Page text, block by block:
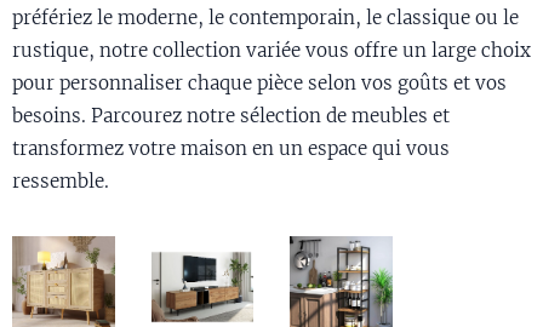
préfériez le moderne, le contemporain, le classique ou le
rustique, notre collection variée vous offre un large choix
pour personnaliser chaque pièce selon vos goûts et vos
besoins. Parcourez notre sélection de meubles et
transformez votre maison en un espace qui vous
ressemble.